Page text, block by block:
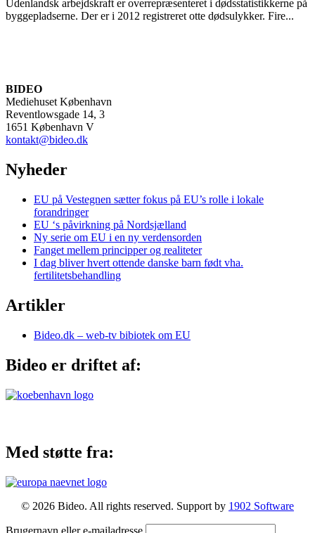
Udenlandsk arbejdskraft er overrepræsenteret i dødsstatistikkerne på
byggepladserne. Der er i 2012 registreret otte dødsulykker. Fire...
BIDEO
Mediehuset København
Reventlowsgade 14, 3
1651 København V
kontakt@bideo.dk
Nyheder
EU på Vestegnen sætter fokus på EU’s rolle i lokale
forandringer
EU ‘s påvirkning på Nordsjælland
Ny serie om EU i en ny verdensorden
Fanget mellem principper og realiteter
I dag bliver hvert ottende danske barn født vha.
fertilitetsbehandling
Artikler
Bideo.dk – web-tv bibiotek om EU
Bideo er driftet af:
Med støtte fra:
© 2026 Bideo. All rights reserved. Support by 1902 Software